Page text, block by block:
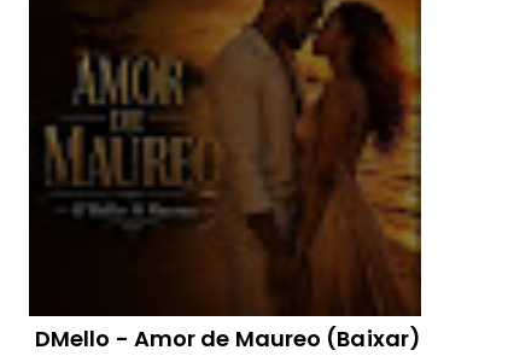
DMello - Amor de Maureo (Baixar)